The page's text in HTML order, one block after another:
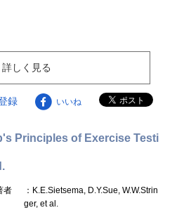
詳しく見る
録 いいね
Principles of Exercise Testi
者
：K.E.Sietsema, D.Y.Sue, W.W.Strin
ger, et al.